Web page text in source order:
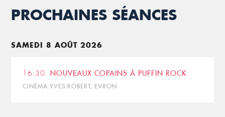
PROCHAINES SÉANCES
SAMEDI 8 AOÛT 2026
16:30 NOUVEAUX COPAINS À PUFFIN ROCK
CINÉMA YVES ROBERT, EVRON